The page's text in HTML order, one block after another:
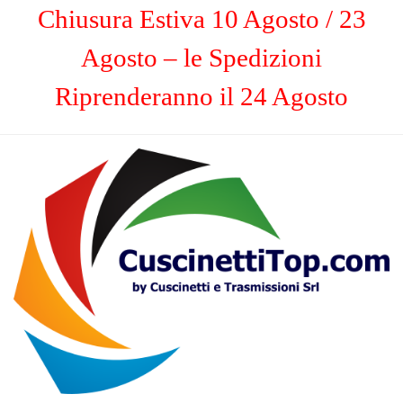
Chiusura Estiva 10 Agosto / 23
Agosto – le Spedizioni
Riprenderanno il 24 Agosto